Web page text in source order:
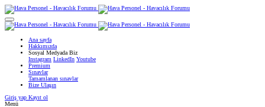
Ana sayfa
Hakkımızda
Sosyal Medyada Biz
Instagram LinkedIn Youtube
Premium
Sınavlar
Tamamlanan sınavlar
Bize Ulaşın
Giriş yap Kayıt ol
Menü